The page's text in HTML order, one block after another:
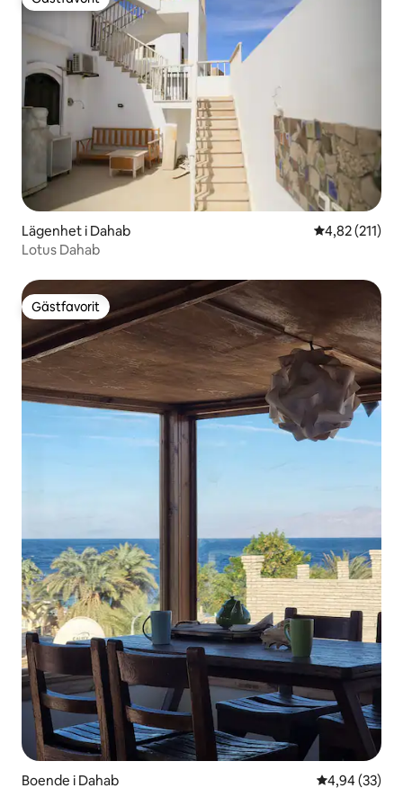
Gästfavorit
Lägenhet i Dahab 4,82 av 5 i
4,82 (211)
Lotus Dahab
Gästfavorit
Gästfavorit
Boende i Dahab 4,94 av 5 i
4,94 (33)